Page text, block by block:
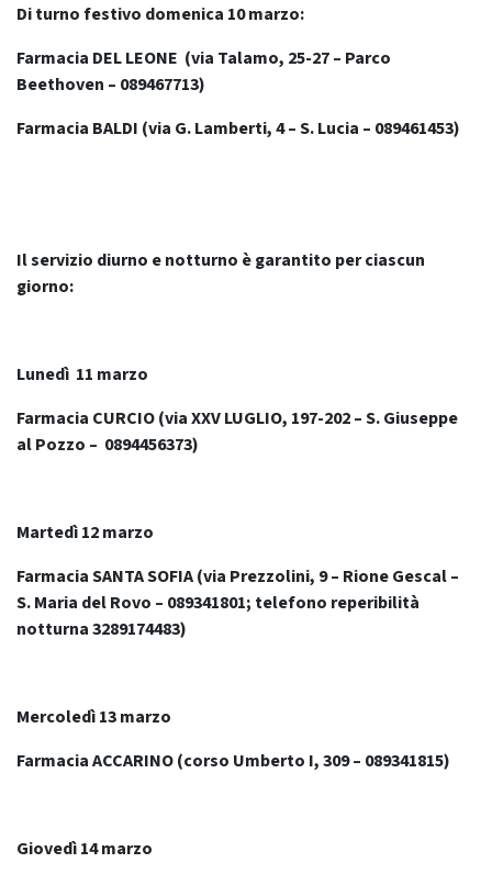
Di turno festivo domenica 10 marzo:
Farmacia DEL LEONE (via Talamo, 25-27 – Parco
Beethoven – 089467713)
Farmacia BALDI (via G. Lamberti, 4 – S. Lucia – 089461453)
Il servizio diurno e notturno è garantito per ciascun
giorno:
Lunedì 11 marzo
Farmacia CURCIO (via XXV LUGLIO, 197-202 – S. Giuseppe
al Pozzo – 0894456373)
Martedì 12 marzo
Farmacia SANTA SOFIA (via Prezzolini, 9 – Rione Gescal –
S. Maria del Rovo – 089341801; telefono reperibilità
notturna 3289174483)
Mercoledì 13 marzo
Farmacia ACCARINO (corso Umberto I, 309 – 089341815)
Giovedì 14 marzo